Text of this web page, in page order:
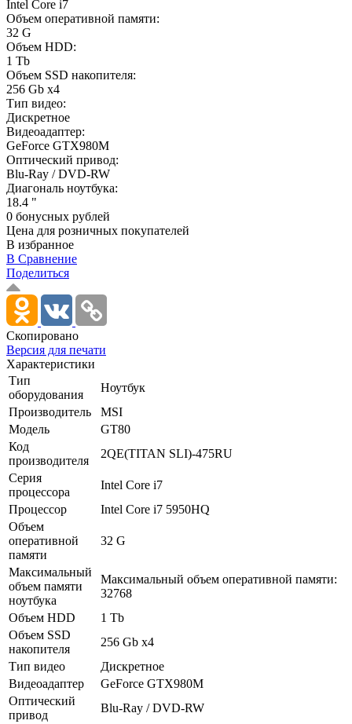
Intel Core i7
Объем оперативной памяти:
32 G
Объем HDD:
1 Tb
Объем SSD накопителя:
256 Gb x4
Тип видео:
Дискретное
Видеоадаптер:
GeForce GTX980M
Оптический привод:
Blu-Ray / DVD-RW
Диагональ ноутбука:
18.4 "
0 бонусных рублей
Цена для розничных покупателей
В избранное
В Сравнение
Поделиться
Скопировано
Версия для печати
Характеристики
Тип
оборудования
Ноутбук
Производитель
MSI
Модель
GT80
Код
производителя
2QE(TITAN SLI)-475RU
Серия
процессора
Intel Core i7
Процессор
Intel Core i7 5950HQ
Объем
оперативной
памяти
32 G
Максимальный
объем памяти
ноутбука
Максимальный объем оперативной памяти:
32768
Объем HDD
1 Tb
Объем SSD
накопителя
256 Gb x4
Тип видео
Дискретное
Видеоадаптер
GeForce GTX980M
Оптический
привод
Blu-Ray /­ DVD-RW